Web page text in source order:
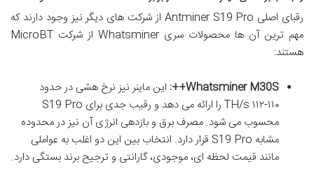
رقبای اصلی Antminer S19 Pro از شرکت های دیگر نیز وجود دارند که
مهم ترین آن ها محصولات سری Whatsminer از شرکت MicroBT
هستند:
Whatsminer M30S++:
این ماینر نیز نرخ هشی در حدود
۱۱۰-۱۱۲ TH/s را ارائه می دهد و رقیب جدی برای S19 Pro
محسوب می شود. مصرف برق و بازدهی انرژی آن نیز در محدوده
مشابه S19 Pro قرار دارد. انتخاب بین این دو اغلب به عواملی
مانند قیمت لحظه ای، موجودی، گارانتی و ترجیح برند بستگی دارد.